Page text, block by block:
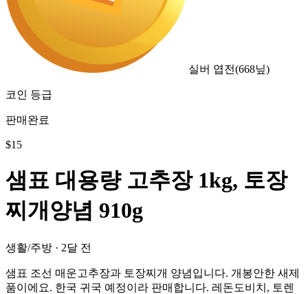
실버 엽전(668닢)
코인 등급
판매완료
$15
샘표 대용량 고추장 1kg, 토장
찌개양념 910g
생활/주방 · 2달 전
샘표 조선 매운고추장과 토장찌개 양념입니다. 개봉안한 새제
품이에요. 한국 귀국 예정이라 판매합니다. 레돈도비치, 토렌